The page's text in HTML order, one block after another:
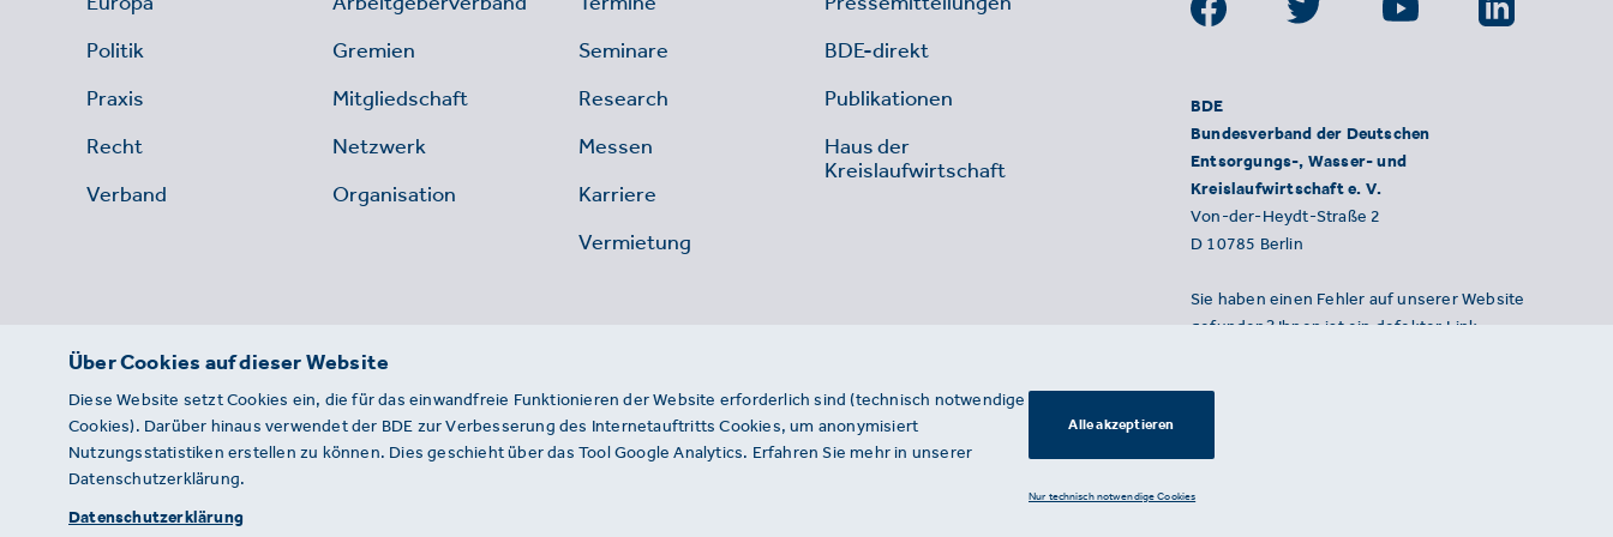
Politik
Praxis
Recht
Verband
Gremien
Mitgliedschaft
Netzwerk
Organisation
Seminare
Research
Messen
Karriere
Vermietung
BDE-direkt
Publikationen
Haus der
Kreislaufwirtschaft
BDE
Bundesverband der Deutschen
Entsorgungs-, Wasser- und
Kreislaufwirtschaft e. V.
Von-der-Heydt-Straße 2
D 10785 Berlin
Sie haben einen Fehler auf unserer Website
gefunden? Ihnen ist ein defekter Link
© 2026 · BDE
Über Cookies auf dieser Website
Diese Website setzt Cookies ein, die für das einwandfreie Funktionieren der Website erforderlich sind (technisch notwendige
Cookies). Darüber hinaus verwendet der BDE zur Verbesserung des Internetauftritts Cookies, um anonymisiert
Nutzungsstatistiken erstellen zu können. Dies geschieht über das Tool Google Analytics. Erfahren Sie mehr in unserer
Datenschutzerklärung.
Datenschutzerklärung
Alle akzeptieren
Nur technisch notwendige Cookies